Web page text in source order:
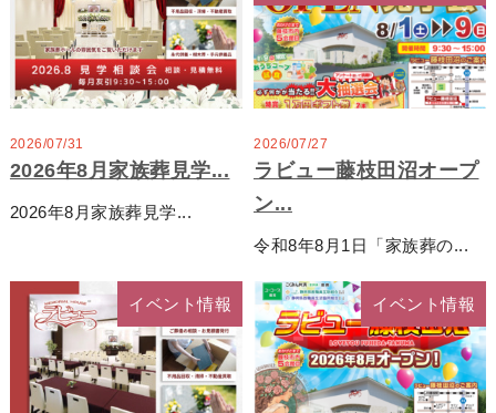
2026/07/31
2026年8月家族葬見学...
2026年8月家族葬見学...
2026/07/27
ラビュー藤枝田沼オープ
ン...
令和8年8月1日「家族葬の...
イベント情報 イベント情報